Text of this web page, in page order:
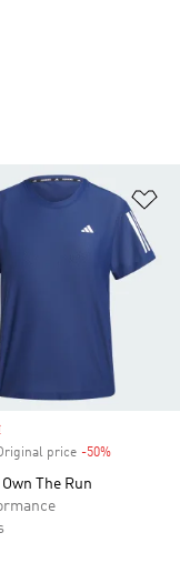
price -50%
The Run